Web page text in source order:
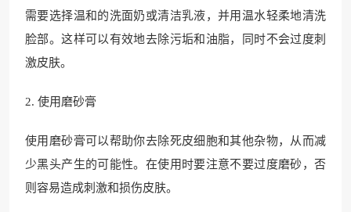
需要选择温和的洗面奶或清洁乳液，并用温水轻柔地清洗
脸部。这样可以有效地去除污垢和油脂，同时不会过度刺
激皮肤。
2. 使用磨砂膏
使用磨砂膏可以帮助你去除死皮细胞和其他杂物，从而减
少黑头产生的可能性。在使用时要注意不要过度磨砂，否
则容易造成刺激和损伤皮肤。